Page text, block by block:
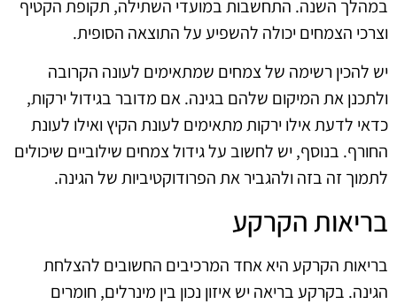
במהלך השנה. התחשבות במועדי השתילה, תקופת הקטיף
וצרכי הצמחים יכולה להשפיע על התוצאה הסופית.
יש להכין רשימה של צמחים שמתאימים לעונה הקרובה
ולתכנן את המיקום שלהם בגינה. אם מדובר בגידול ירקות,
כדאי לדעת אילו ירקות מתאימים לעונת הקיץ ואילו לעונת
החורף. בנוסף, יש לחשוב על גידול צמחים שילוביים שיכולים
לתמוך זה בזה ולהגביר את הפרודוקטיביות של הגינה.
בריאות הקרקע
בריאות הקרקע היא אחד המרכיבים החשובים להצלחת
הגינה. בקרקע בריאה יש איזון נכון בין מינרלים, חומרים